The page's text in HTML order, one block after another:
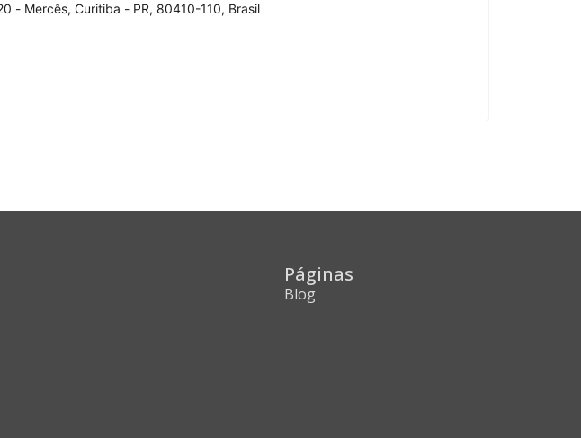
- Mercês, Curitiba - PR, 80410-110, Brasil
Páginas
Blog